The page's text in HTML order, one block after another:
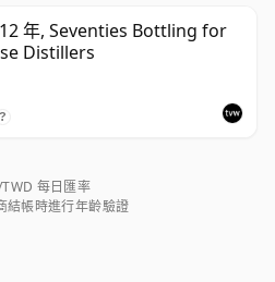
年, Seventies Bottling for
Distillers
?
每日匯率
結帳時進行年齡驗證